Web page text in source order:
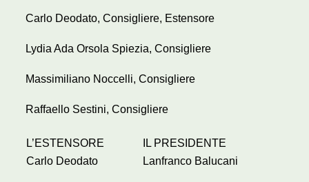
Carlo Deodato, Consigliere, Estensore
Lydia Ada Orsola Spiezia, Consigliere
Massimiliano Noccelli, Consigliere
Raffaello Sestini, Consigliere
L’ESTENSORE
IL PRESIDENTE
Carlo Deodato
Lanfranco Balucani